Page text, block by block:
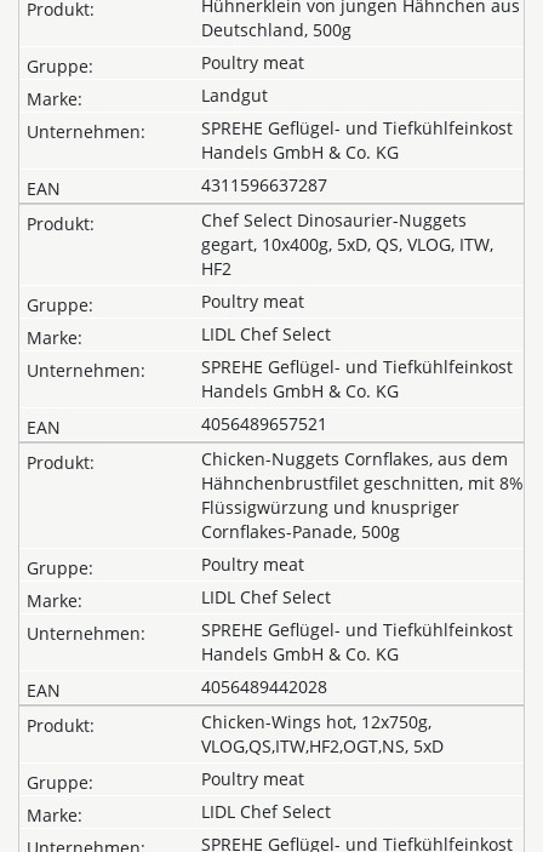
Hühnerklein von jungen Hähnchen aus
Deutschland, 500g
Poultry meat
Landgut
SPREHE Geflügel- und Tiefkühlfeinkost
Handels GmbH & Co. KG
4311596637287
Chef Select Dinosaurier-Nuggets
gegart, 10x400g, 5xD, QS, VLOG, ITW,
HF2
Poultry meat
LIDL Chef Select
SPREHE Geflügel- und Tiefkühlfeinkost
Handels GmbH & Co. KG
4056489657521
Chicken-Nuggets Cornflakes, aus dem
Hähnchenbrustfilet geschnitten, mit 8%
Flüssigwürzung und knuspriger
Cornflakes-Panade, 500g
Poultry meat
LIDL Chef Select
SPREHE Geflügel- und Tiefkühlfeinkost
Handels GmbH & Co. KG
4056489442028
Chicken-Wings hot, 12x750g,
VLOG,QS,ITW,HF2,OGT,NS, 5xD
Poultry meat
LIDL Chef Select
SPREHE Geflügel- und Tiefkühlfeinkost